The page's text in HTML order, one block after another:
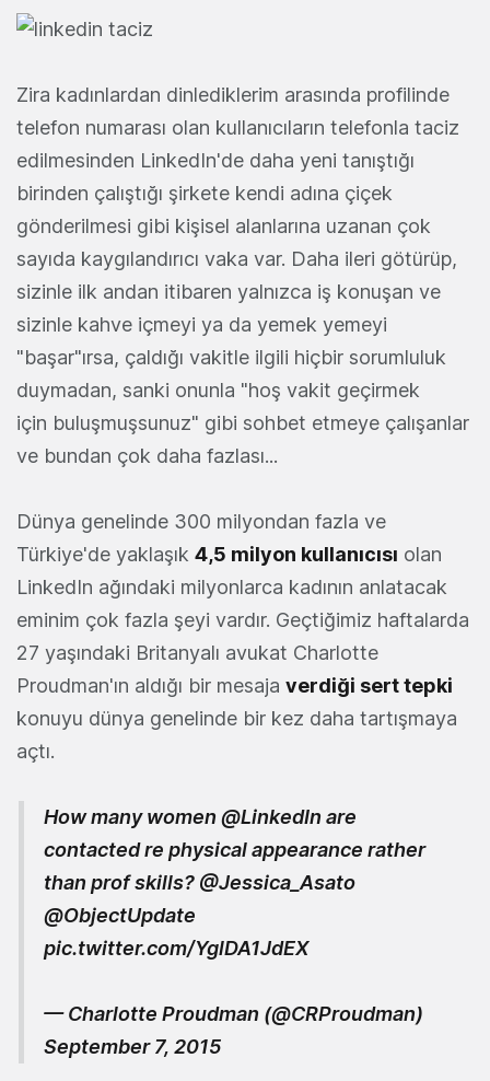
Zira kadınlardan dinlediklerim arasında profilinde
telefon numarası olan kullanıcıların telefonla taciz
edilmesinden LinkedIn'de daha yeni tanıştığı
birinden çalıştığı şirkete kendi adına çiçek
gönderilmesi gibi kişisel alanlarına uzanan çok
sayıda kaygılandırıcı vaka var. Daha ileri götürüp,
sizinle ilk andan itibaren yalnızca iş konuşan ve
sizinle kahve içmeyi ya da yemek yemeyi
"başar"ırsa, çaldığı vakitle ilgili hiçbir sorumluluk
duymadan, sanki onunla "hoş vakit geçirmek
için buluşmuşsunuz" gibi sohbet etmeye çalışanlar
ve bundan çok daha fazlası...
Dünya genelinde 300 milyondan fazla ve
Türkiye'de yaklaşık 4,5 milyon kullanıcısı olan
LinkedIn ağındaki milyonlarca kadının anlatacak
eminim çok fazla şeyi vardır. Geçtiğimiz haftalarda
27 yaşındaki Britanyalı avukat Charlotte
Proudman'ın aldığı bir mesaja verdiği sert tepki
konuyu dünya genelinde bir kez daha tartışmaya
açtı.
How many women @LinkedIn are
contacted re physical appearance rather
than prof skills? @Jessica_Asato
@ObjectUpdate
pic.twitter.com/YglDA1JdEX
— Charlotte Proudman (@CRProudman)
September 7, 2015